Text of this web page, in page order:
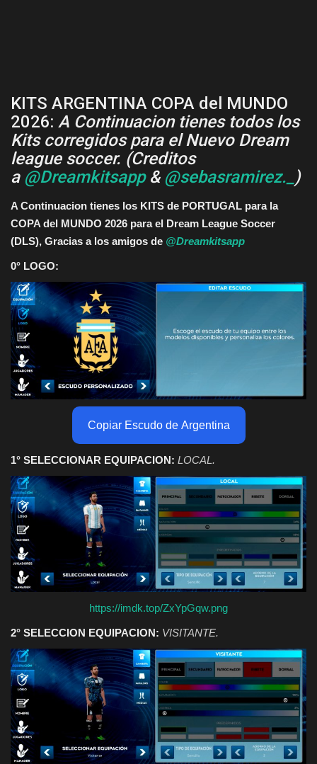
KITS ARGENTINA COPA del MUNDO
2026: A Continuacion tienes todos los
Kits corregidos para el Nuevo Dream
league soccer. (Creditos
a @Dreamkitsapp& @sebasramirez._ )
A Continuacion tienes los KITS de PORTUGAL para la
COPA del MUNDO 2026 para el Dream League Soccer
(DLS), Gracias a los amigos de @Dreamkitsapp
0° LOGO:
Copiar Escudo de Argentina
1° SELECCIONAR EQUIPACION: LOCAL.
https://imdk.top/ZxYpGqw.png
2° SELECCION EQUIPACION: VISITANTE.